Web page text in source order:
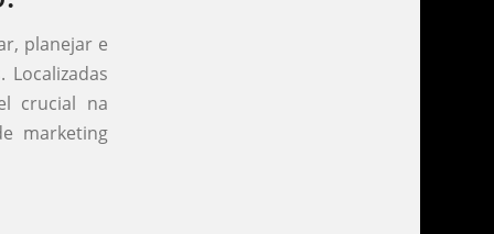
planejar e
crucial na
marketing